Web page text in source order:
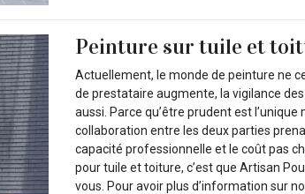
Peinture sur tuile et
Actuellement, le monde de peinture ne
de prestataire augmente, la vigilance
aussi. Parce qu’être prudent est
collaboration entre les deux parties
capacité professionnelle et le coût pas
pour tuile et toiture, c’est que Artisan
vous. Pour avoir plus d’information sur